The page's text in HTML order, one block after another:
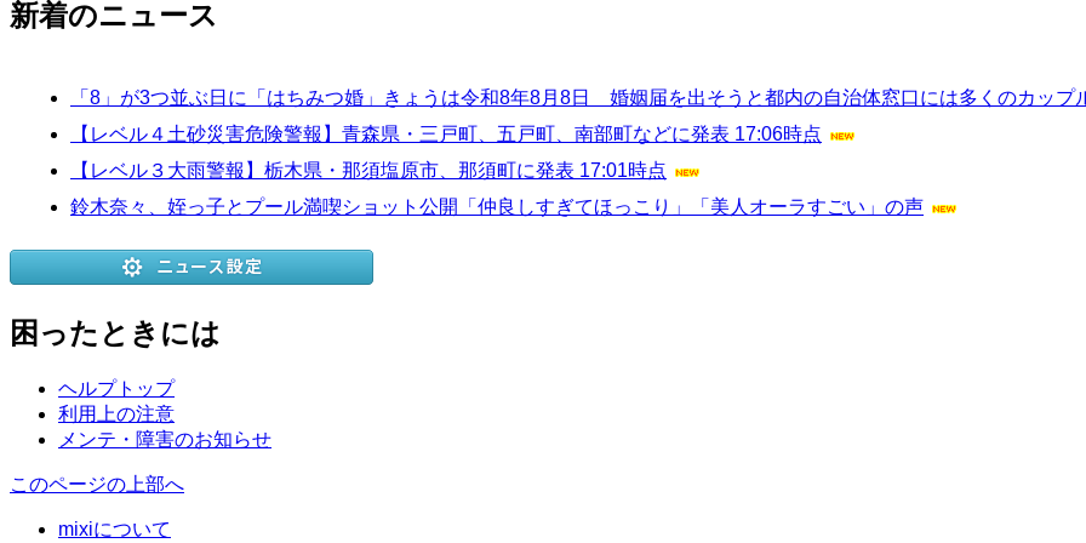
新着のニュース
「8」が3つ並ぶ日に「はちみつ婚」きょうは令和8年8月8日 婚姻届を出そうと都内の自治体窓口には多くのカッ
【レベル４土砂災害危険警報】青森県・三戸町、五戸町、南部町などに発表 17:06時点
【レベル３大雨警報】栃木県・那須塩原市、那須町に発表 17:01時点
鈴木奈々、姪っ子とプール満喫ショット公開「仲良しすぎてほっこり」「美人オーラすごい」の声
困ったときには
ヘルプトップ
利用上の注意
メンテ・障害のお知らせ
このページの上部へ
mixiについて